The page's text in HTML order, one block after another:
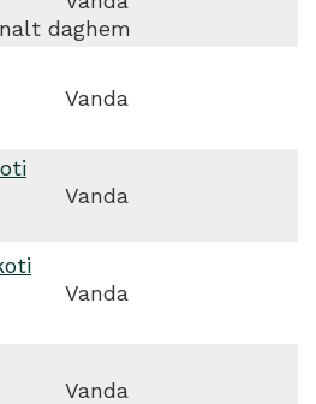
daghem
Vanda
Vanda
Vanda
Vanda